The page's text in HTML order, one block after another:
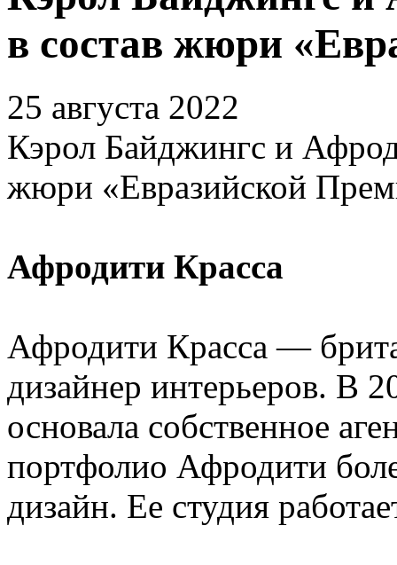
в состав жюри
25 августа 2022
Кэрол Байджингс и
жюри «Евразийской
Афродити Красса
Афродити Красса —
дизайнер интерьеров. В
основала собственное
портфолио Афродити
дизайн. Ее студия